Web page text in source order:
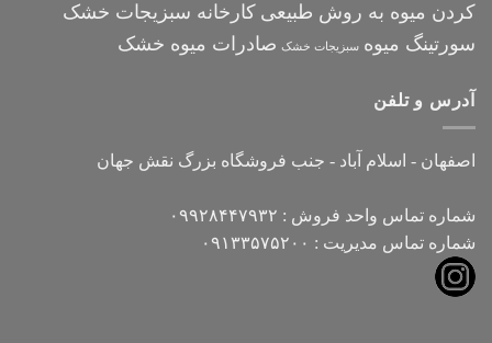
کردن میوه به روش طبیعی کارخانه سبزیجات خشک
سورتینگ میوه سبزیجات خشک صادرات میوه خشک
آدرس و تلفن
اصفهان - اسلام آباد - جنب فروشگاه بزرگ نقش جهان
شماره تماس واحد فروش : ۰۹۹۲۸۴۴۷۹۳۲
شماره تماس مدیریت : ۰۹۱۳۳۵۷۵۲۰۰